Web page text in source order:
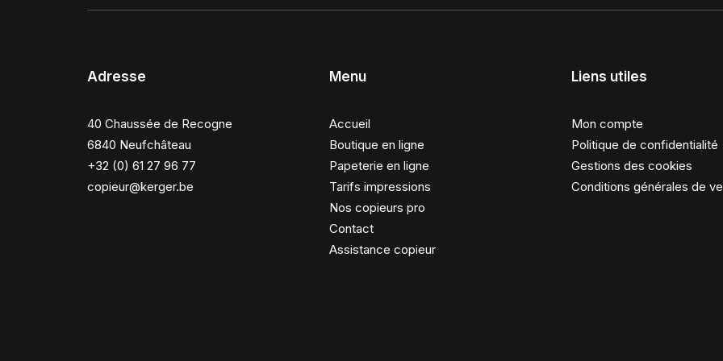
Adresse
40 Chaussée de Recogne
6840 Neufchâteau
+32 (0) 61 27 96 77
copieur@kerger.be
Menu
Accueil
Boutique en ligne
Papeterie en ligne
Tarifs impressions
Nos copieurs pro
Contact
Assistance copieur
Liens utiles
Mon compte
Politique de confidentialité
Gestions des cookies
Conditions générales de